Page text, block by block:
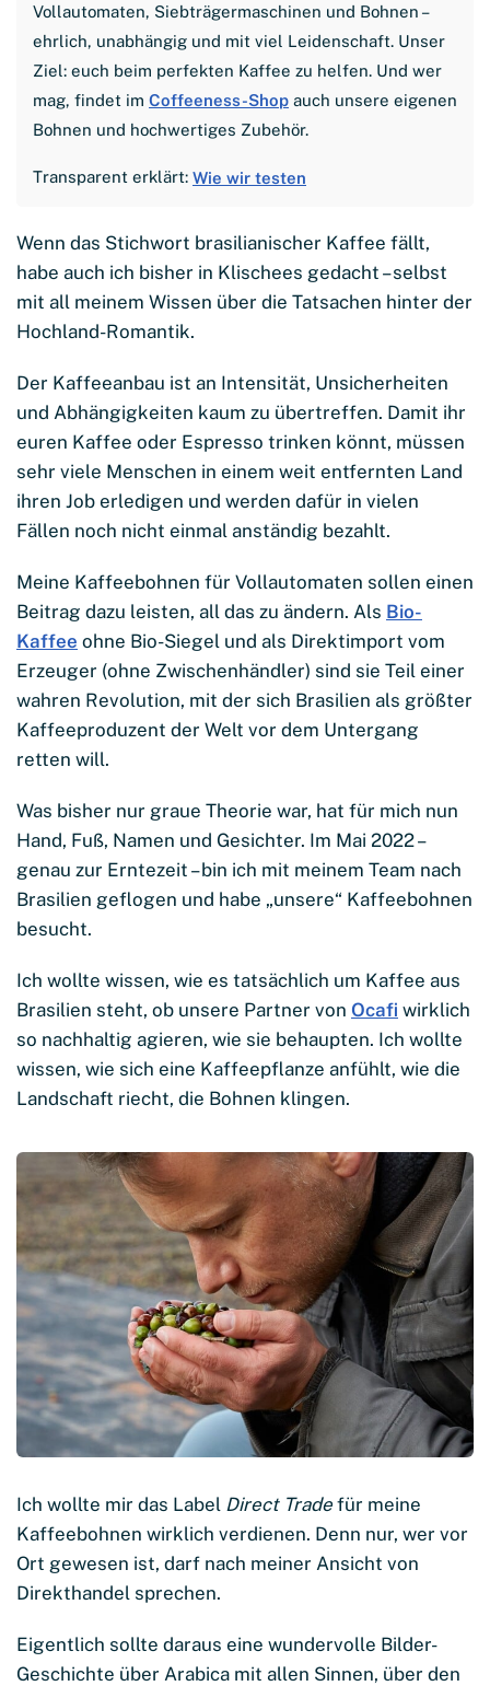
Vollautomaten, Siebträgermaschinen und Bohnen –
ehrlich, unabhängig und mit viel Leidenschaft. Unser
Ziel: euch beim perfekten Kaffee zu helfen. Und wer
mag, findet im Coffeeness-Shop auch unsere eigenen
Bohnen und hochwertiges Zubehör.
Transparent erklärt: Wie wir testen
Wenn das Stichwort brasilianischer Kaffee fällt,
habe auch ich bisher in Klischees gedacht – selbst
mit all meinem Wissen über die Tatsachen hinter der
Hochland-Romantik.
Der Kaffeeanbau ist an Intensität, Unsicherheiten
und Abhängigkeiten kaum zu übertreffen. Damit ihr
euren Kaffee oder Espresso trinken könnt, müssen
sehr viele Menschen in einem weit entfernten Land
ihren Job erledigen und werden dafür in vielen
Fällen noch nicht einmal anständig bezahlt.
Meine Kaffeebohnen für Vollautomaten sollen einen
Beitrag dazu leisten, all das zu ändern. Als Bio-
Kaffee ohne Bio-Siegel und als Direktimport vom
Erzeuger (ohne Zwischenhändler) sind sie Teil einer
wahren Revolution, mit der sich Brasilien als größter
Kaffeeproduzent der Welt vor dem Untergang
retten will.
Was bisher nur graue Theorie war, hat für mich nun
Hand, Fuß, Namen und Gesichter. Im Mai 2022 –
genau zur Erntezeit – bin ich mit meinem Team nach
Brasilien geflogen und habe „unsere“ Kaffeebohnen
besucht.
Ich wollte wissen, wie es tatsächlich um Kaffee aus
Brasilien steht, ob unsere Partner von Ocafi wirklich
so nachhaltig agieren, wie sie behaupten. Ich wollte
wissen, wie sich eine Kaffeepflanze anfühlt, wie die
Landschaft riecht, die Bohnen klingen.
Ich wollte mir das Label Direct Trade für meine
Kaffeebohnen wirklich verdienen. Denn nur, wer vor
Ort gewesen ist, darf nach meiner Ansicht von
Direkthandel sprechen.
Eigentlich sollte daraus eine wundervolle Bilder-
Geschichte über Arabica mit allen Sinnen, über den